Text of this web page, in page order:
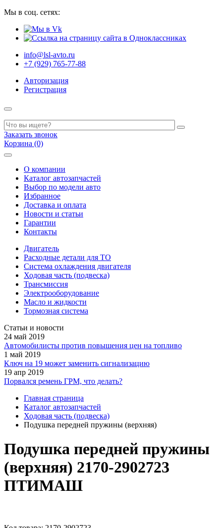
Мы в соц. сетях:
info@lsl-avto.ru
+7 (929) 765-77-88
Авторизация
Регистрация
Заказать звонок
Корзина (0)
О компании
Каталог автозапчастей
Выбор по модели авто
Избранное
Доставка и оплата
Новости и статьи
Гарантии
Контакты
Двигатель
Расходные детали для ТО
Система охлаждения двигателя
Ходовая часть (подвеска)
Трансмиссия
Электрооборудование
Масло и жидкости
Тормозная система
Статьи и новости
24 май 2019
Автомобилисты против повышения цен на топливо
1 май 2019
Ключ на 19 может заменить сигнализацию
19 апр 2019
Порвался ремень ГРМ, что делать?
Главная страница
Каталог автозапчастей
Ходовая часть (подвеска)
Подушка передней пружины (верхняя)
Подушка передней пружины
(верхняя) 2170-2902723
ПТИМАШ